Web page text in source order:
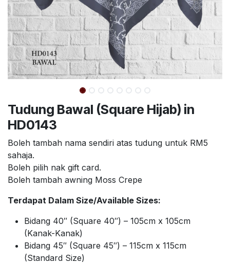
Tudung Bawal (Square Hijab) in
HD0143
Boleh tambah nama sendiri atas tudung untuk RM5
sahaja.
Boleh pilih nak gift card.
Boleh tambah awning Moss Crepe
Terdapat Dalam Size/Available Sizes:
Bidang 40″ (Square 40″) – 105cm x 105cm
(Kanak-Kanak)
Bidang 45″ (Square 45″) – 115cm x 115cm
(Standard Size)